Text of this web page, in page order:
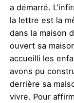
a démarré.
la lettre est la
dans la maison
ouvert sa
accueilli les
avons pu
derrière sa
vivre. Pour